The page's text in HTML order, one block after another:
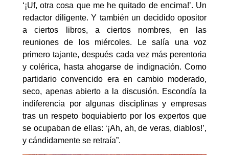
‘¡Uf, otra cosa que me he quitado de encima!’. Un
redactor diligente. Y también un decidido opositor
a ciertos libros, a ciertos nombres, en las
reuniones de los miércoles. Le salía una voz
primero tajante, después cada vez más perentoria
y colérica, hasta ahogarse de indignación. Como
partidario convencido era en cambio moderado,
seco, apenas abierto a la discusión. Escondía la
indiferencia por algunas disciplinas y empresas
tras un respeto boquiabierto por los expertos que
se ocupaban de ellas: ‘¡Ah, ah, de veras, diablos!’,
y cándidamente se retraía”.